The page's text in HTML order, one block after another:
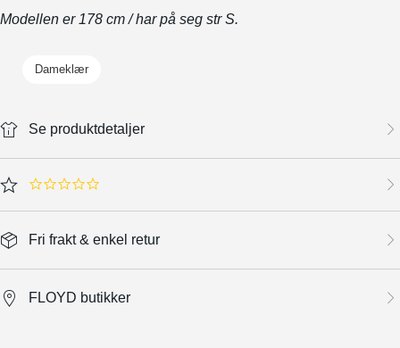
Modellen er 178 cm / har på seg str S.
Dameklær
Se produktdetaljer
0.0 star rating
Fri frakt & enkel retur
FLOYD butikker